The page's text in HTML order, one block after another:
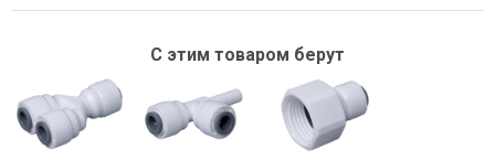
С этим товаром берут